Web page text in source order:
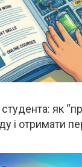
як
і отримати